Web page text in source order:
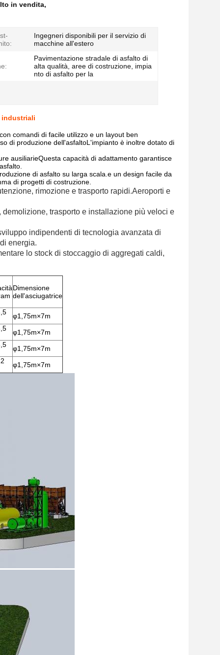
in vendita,
Ingegneri disponibili per il servizio di
macchine all'estero
Pavimentazione stradale di asfalto di
alta qualità, aree di costruzione, impia
nto di asfalto per la
industriali
comandi di facile utilizzo e un layout ben
di produzione dell'asfaltoL'impianto è inoltre dotato di
ausiliarieQuesta capacità di adattamento garantisce
di asfalto su larga scala.e un design facile da
di progetti di costruzione.
rimozione e trasporto rapidi.Aeroporti e
trasporto e installazione più veloci e
indipendenti di tecnologia avanzata di
energia.
lo stock di stoccaggio di aggregati caldi,
Dimensione
dell'asciugatrice
φ1,75m×7m
φ1,75m×7m
φ1,75m×7m
φ1,75m×7m